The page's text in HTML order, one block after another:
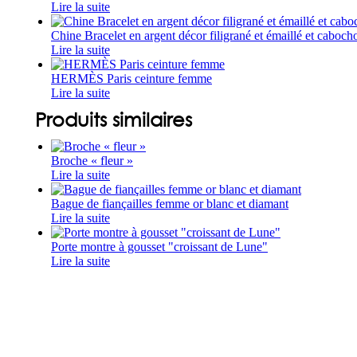
Lire la suite
Chine Bracelet en argent décor filigrané et émaillé et
Lire la suite
HERMÈS Paris ceinture femme
Lire la suite
Produits similaires
Broche « fleur »
Lire la suite
Bague de fiançailles femme or blanc et diamant
Lire la suite
Porte montre à gousset "croissant de Lune"
Lire la suite